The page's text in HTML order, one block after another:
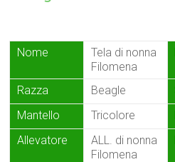
Nome
Tela di nonna
Filomena
Razza Beagle
Mantello
Tricolore
Allevatore
ALL. di nonna
Filomena